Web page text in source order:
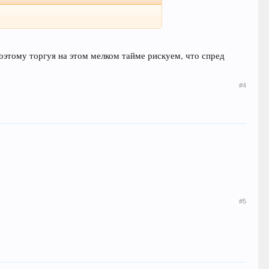
торгуя на этом мелком тайме рискуем, что спред
#4
#5